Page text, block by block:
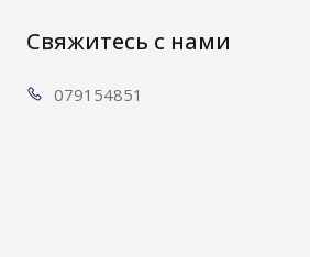
Свяжитесь с нами
0791 54851